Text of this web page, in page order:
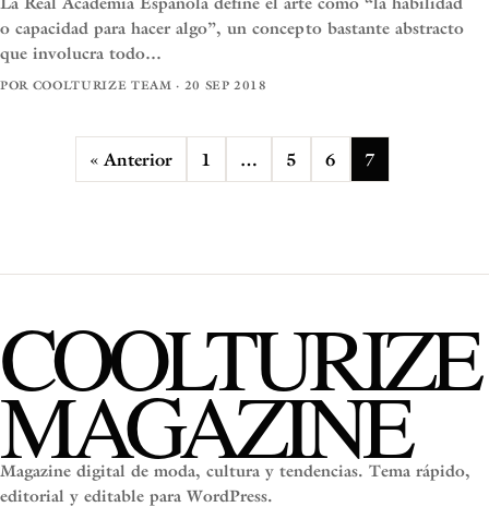
o capacidad para hacer algo”, un concepto bastante abstracto
que involucra todo…
POR COOLTURIZE TEAM · 20 SEP 2018
« Anterior 1 … 5 6 7
COOLTURIZE
MAGAZINE
Magazine digital de moda, cultura y tendencias. Tema rápido,
editorial y editable para WordPress.